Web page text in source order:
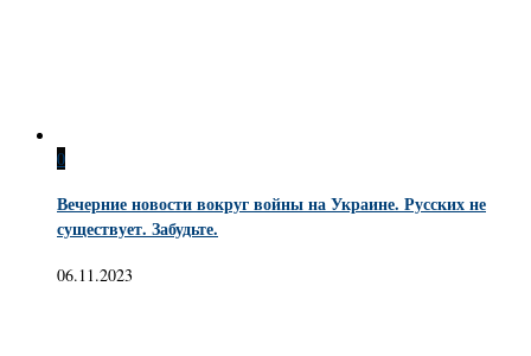
0
Вечерние новости вокруг войны на Украине. Русских не
существует. Забудьте.
06.11.2023